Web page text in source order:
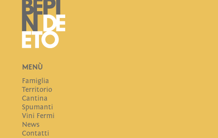
MENÙ
Famiglia
Territorio
Cantina
Spumanti
Vini Fermi
News
Contatti